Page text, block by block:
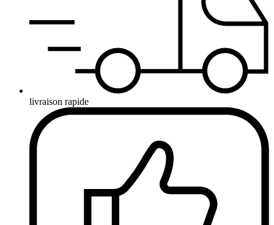
livraison rapide